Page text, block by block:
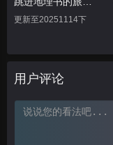
更新至20251114下
用户评论